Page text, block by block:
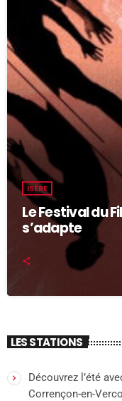
ISÈRE
Le Festival du
s’adapte
LES STATIONS
Découvrez l’été
Corrençon-en-